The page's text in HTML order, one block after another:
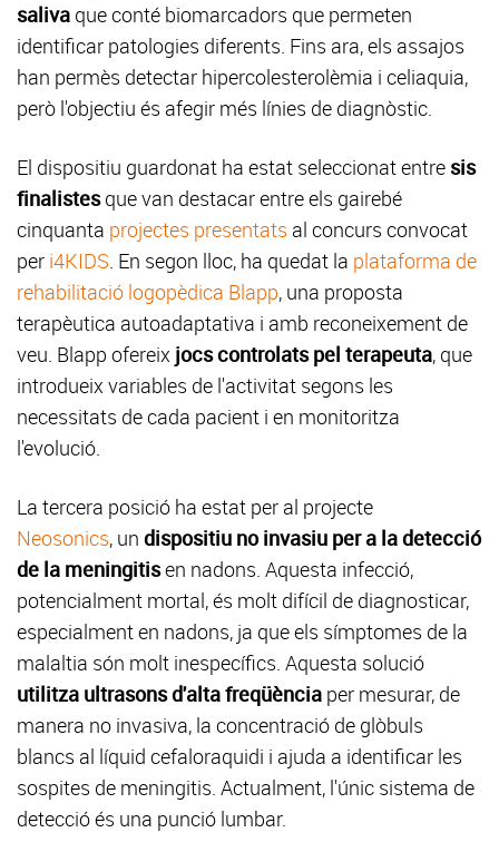
saliva que conté biomarcadors que permeten
identificar patologies diferents. Fins ara, els assajos
han permès detectar hipercolesterolèmia i celiaquia,
però l'objectiu és afegir més línies de diagnòstic.
El dispositiu guardonat ha estat seleccionat entre sis
finalistesque van destacar entre els gairebé
cinquanta projectes presentats al concurs convocat
per i4KIDS. En segon lloc, ha quedat la plataforma de
rehabilitació logopèdica Blapp, una proposta
terapèutica autoadaptativa i amb reconeixement de
veu. Blapp ofereix jocs controlats pel terapeuta, que
introdueix variables de l'activitat segons les
necessitats de cada pacient i en monitoritza
l'evolució.
La tercera posició ha estat per al projecte
Neosonics, un dispositiu no invasiu per a la detecció
de la meningitisen nadons. Aquesta infecció,
potencialment mortal, és molt difícil de diagnosticar,
especialment en nadons, ja que els símptomes de la
malaltia són molt inespecífics. Aquesta solució
utilitza ultrasons d'alta freqüència per mesurar, de
manera no invasiva, la concentració de glòbuls
blancs al líquid cefaloraquidi i ajuda a identificar les
sospites de meningitis. Actualment, l'únic sistema de
detecció és una punció lumbar.